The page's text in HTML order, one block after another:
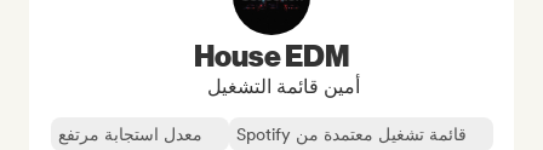
House EDM
أمين قائمة التشغيل
قائمة تشغيل معتمدة من Spotify معدل استجابة مرتفع